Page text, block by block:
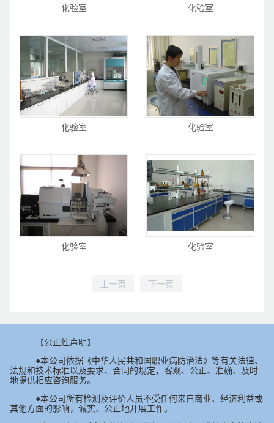
化验室 化验室
化验室 化验室
化验室 化验室
【公正性声明】
●本公司依据《中华人民共和国职业病防治法》等有关法律、
法规和技术标准以及要求、合同的规定，客观、公正、准确、及时
地提供相应咨询服务。
●本公司所有检测及评价人员不受任何来自商业、经济利益或
其他方面的影响，诚实、公正地开展工作。